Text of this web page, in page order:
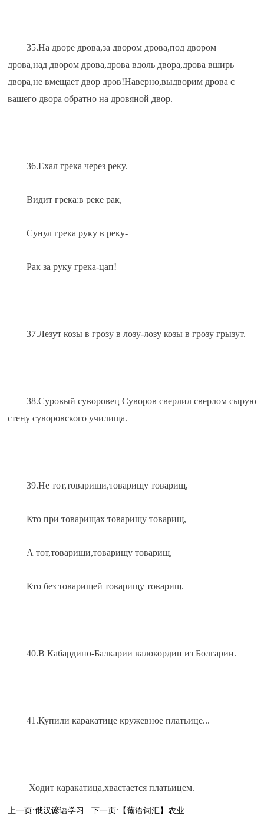
35.На дворе дрова,за двором дрова,под двором
дрова,над двором дрова,дрова вдоль двора,дрова вширь
двора,не вмещает двор дров!Наверно,выдворим дрова с
вашего двора обратно на дровяной двор.
36.Ехал грека через реку.
Видит грека:в реке рак,
Сунул грека руку в реку-
Рак за руку грека-цап!
37.Лезут козы в грозу в лозу-лозу козы в грозу грызут.
38.Суровый суворовец Суворов сверлил сверлом сырую
стену суворовского училища.
39.Не тот,товарищи,товарищу товарищ,
Кто при товарищах товарищу товарищ,
А тот,товарищи,товарищу товарищ,
Кто без товарищей товарищу товарищ.
40.В Кабардино-Балкарии валокордин из Болгарии.
41.Купили каракатице кружевное платьице...
Ходит каракатица,хвастается платьицем.
上一页:俄汉谚语学习... 下一页:【葡语词汇】农业...